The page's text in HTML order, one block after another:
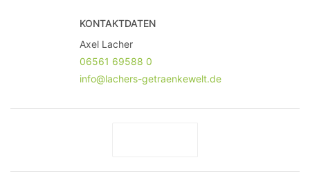
KONTAKTDATEN
Axel Lacher
06561 69588 0
info@lachers-getraenkewelt.de